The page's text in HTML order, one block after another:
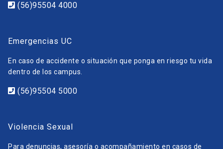
(56)95504 4000
Emergencias UC
En caso de accidente o situación que ponga en riesgo tu vida
dentro de los campus.
(56)95504 5000
Violencia Sexual
Para denuncias, asesoría o acompañamiento en casos de